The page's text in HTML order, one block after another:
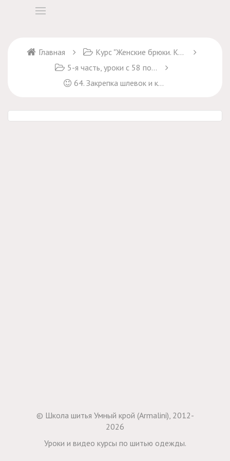
Главная
Курс "Женские брюки. Крой и пошив" + курс "Брюки Марлен"
5-я часть, уроки с 58 по 68
64. Закрепка шлевок и карманов
© Школа шитья Умный крой (Armalini), 2012-
2026
Уроки и видео курсы по шитью одежды.